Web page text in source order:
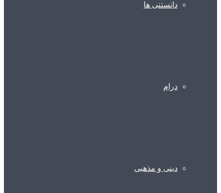
دانستنی ها
درام
دینی و مذهبی